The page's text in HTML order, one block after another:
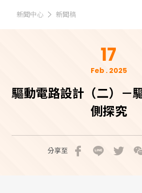
新聞中心 新聞稿
17
Feb . 2025
驅動電路設計（二）－
側探究
分享至